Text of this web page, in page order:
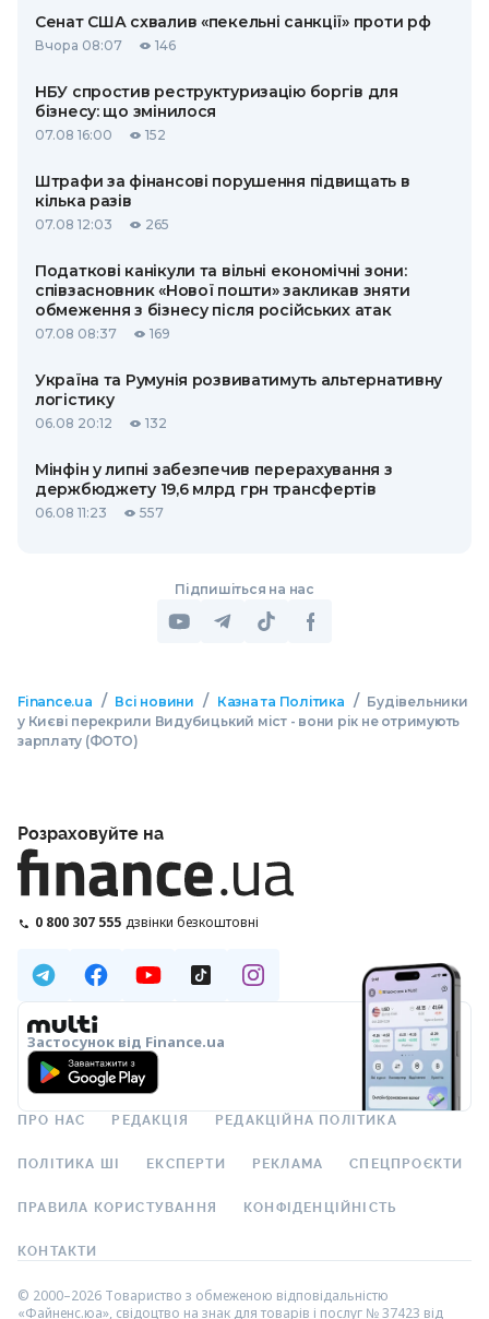
Сенат США схвалив «пекельні санкції» проти рф
Вчора 08:07 146
НБУ спростив реструктуризацію боргів для
бізнесу: що змінилося
07.08 16:00 152
Штрафи за фінансові порушення підвищать в
кілька разів
07.08 12:03 265
Податкові канікули та вільні економічні зони:
співзасновник «Нової пошти» закликав зняти
обмеження з бізнесу після російських атак
07.08 08:37 169
Україна та Румунія розвиватимуть альтернативну
логістику
06.08 20:12 132
Мінфін у липні забезпечив перерахування з
держбюджету 19,6 млрд грн трансфертів
06.08 11:23 557
Підпишіться на нас
Finance.ua / Всі новини / Казна та Політика / Будівельники
у Києві перекрили Видубицький міст - вони рік не отримують
зарплату (ФОТО)
Розраховуйте на
0 800 307 555 дзвінки безкоштовні
Застосунок від Finance.ua
ПРО НАС РЕДАКЦІЯ РЕДАКЦІЙНА ПОЛІТИКА
ПОЛІТИКА ШІ ЕКСПЕРТИ РЕКЛАМА СПЕЦПРОЄКТИ
ПРАВИЛА КОРИСТУВАННЯ КОНФІДЕНЦІЙНІСТЬ
КОНТАКТИ
© 2000–2026 Товариство з обмеженою відповідальністю
«Файненс.юа», свідоцтво на знак для товарів і послуг № 37423 від